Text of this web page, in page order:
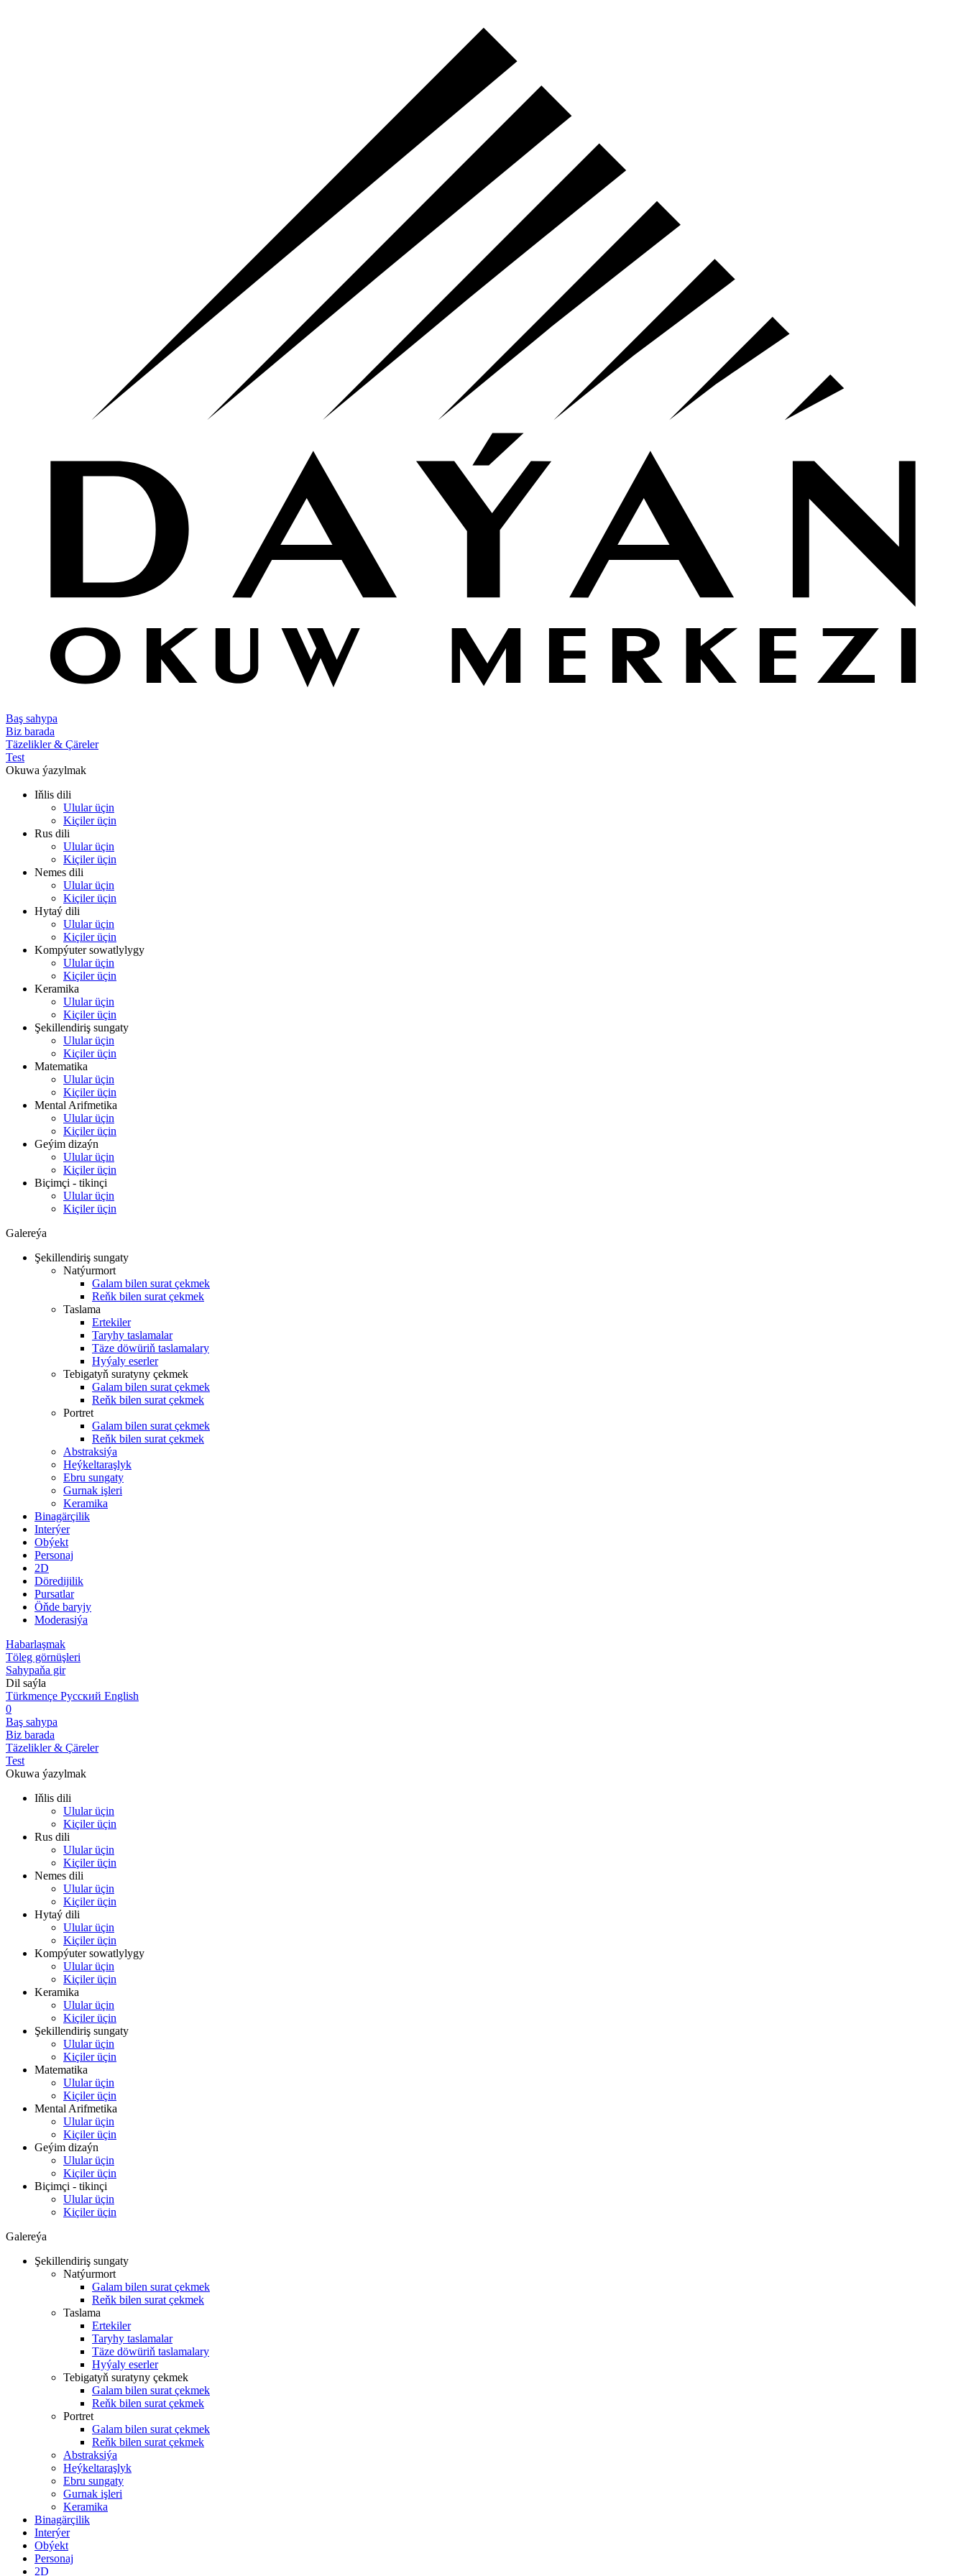
Baş sahypa
Biz barada
Täzelikler & Çäreler
Test
Okuwa ýazylmak
Iňlis dili
Ulular üçin
Kiçiler üçin
Rus dili
Ulular üçin
Kiçiler üçin
Nemes dili
Ulular üçin
Kiçiler üçin
Hytaý dili
Ulular üçin
Kiçiler üçin
Kompýuter sowatlylygy
Ulular üçin
Kiçiler üçin
Keramika
Ulular üçin
Kiçiler üçin
Şekillendiriş sungaty
Ulular üçin
Kiçiler üçin
Matematika
Ulular üçin
Kiçiler üçin
Mental Arifmetika
Ulular üçin
Kiçiler üçin
Geýim dizaýn
Ulular üçin
Kiçiler üçin
Biçimçi - tikinçi
Ulular üçin
Kiçiler üçin
Galereýa
Şekillendiriş sungaty
Natýurmort
Galam bilen surat çekmek
Reňk bilen surat çekmek
Taslama
Ertekiler
Taryhy taslamalar
Täze döwüriň taslamalary
Hyýaly eserler
Tebigatyň suratyny çekmek
Galam bilen surat çekmek
Reňk bilen surat çekmek
Portret
Galam bilen surat çekmek
Reňk bilen surat çekmek
Abstraksiýa
Heýkeltaraşlyk
Ebru sungaty
Gurnak işleri
Keramika
Binagärçilik
Interýer
Obýekt
Personaj
2D
Döredijilik
Pursatlar
Öňde baryjy
Moderasiýa
Habarlaşmak
Töleg görnüşleri
Sahypaňa gir
Dil saýla
Türkmençe Русский English
0
Baş sahypa
Biz barada
Täzelikler & Çäreler
Test
Okuwa ýazylmak
Iňlis dili
Ulular üçin
Kiçiler üçin
Rus dili
Ulular üçin
Kiçiler üçin
Nemes dili
Ulular üçin
Kiçiler üçin
Hytaý dili
Ulular üçin
Kiçiler üçin
Kompýuter sowatlylygy
Ulular üçin
Kiçiler üçin
Keramika
Ulular üçin
Kiçiler üçin
Şekillendiriş sungaty
Ulular üçin
Kiçiler üçin
Matematika
Ulular üçin
Kiçiler üçin
Mental Arifmetika
Ulular üçin
Kiçiler üçin
Geýim dizaýn
Ulular üçin
Kiçiler üçin
Biçimçi - tikinçi
Ulular üçin
Kiçiler üçin
Galereýa
Şekillendiriş sungaty
Natýurmort
Galam bilen surat çekmek
Reňk bilen surat çekmek
Taslama
Ertekiler
Taryhy taslamalar
Täze döwüriň taslamalary
Hyýaly eserler
Tebigatyň suratyny çekmek
Galam bilen surat çekmek
Reňk bilen surat çekmek
Portret
Galam bilen surat çekmek
Reňk bilen surat çekmek
Abstraksiýa
Heýkeltaraşlyk
Ebru sungaty
Gurnak işleri
Keramika
Binagärçilik
Interýer
Obýekt
Personaj
2D